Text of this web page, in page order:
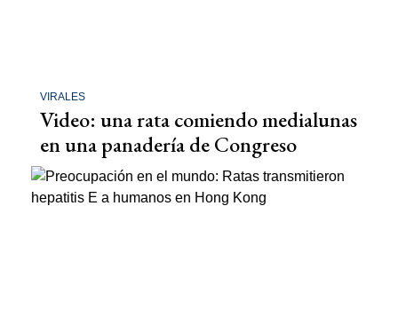
VIRALES
Video: una rata comiendo medialunas
en una panadería de Congreso